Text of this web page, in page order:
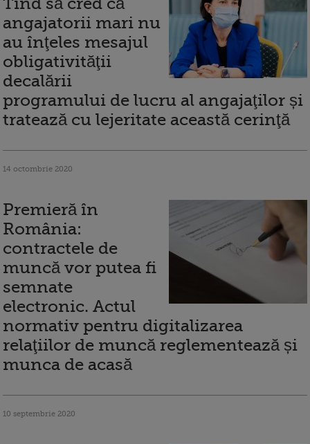
angajatorii mari nu
au înţeles mesajul
obligativităţii
decalării
programului de lucru al angajaţilor și
tratează cu lejeritate această cerinţă
14 octombrie 2020
Premieră în
România:
contractele de
muncă vor putea fi
semnate
electronic. Actul
normativ pentru digitalizarea
relaţiilor de muncă reglementează și
munca de acasă
10 septembrie 2020